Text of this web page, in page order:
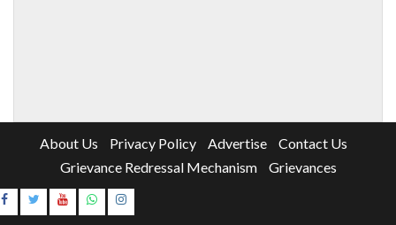
About Us Privacy Policy Advertise
Contact Us
Grievance Redressal Mechanism
Grievances
Instagram